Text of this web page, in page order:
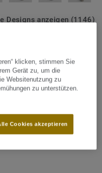
Designs anzeigen (1146)
PVC-Böden
0039
Verschweißung
Grundlage für
Tarkett
Durch die Verwendung
klicken, stimmen Sie
Gerät zu, um die
Websitenutzung zu
zu unterstützen.
Cookies akzeptieren